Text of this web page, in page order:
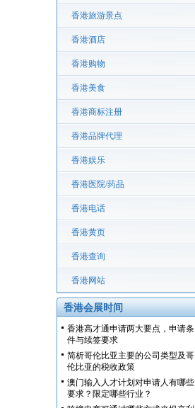
香港旅游景点
香港酒店
香港购物
香港美食
香港商标注册
香港品牌代理
香港娱乐
香港医院/药品
香港电话
香港黄页
香港查询
香港网站
香港会展时间
香港高才通申请两大要点，申请条
件与续签要求
简析哥伦比亚主要的公司类型及哥
伦比亚的税收政策
澳门输入人才计划对申请人有哪些
要求？限定哪些行业？